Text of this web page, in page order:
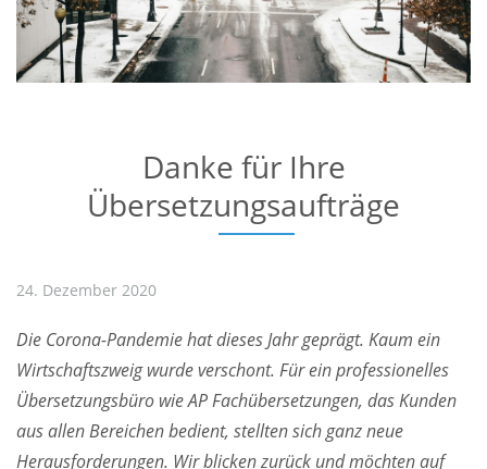
Danke für Ihre
Übersetzungsaufträge
24. Dezember 2020
Die Corona-Pandemie hat dieses Jahr geprägt. Kaum ein
Wirtschaftszweig wurde verschont. Für ein professionelles
Übersetzungsbüro wie AP Fachübersetzungen, das Kunden
aus allen Bereichen bedient, stellten sich ganz neue
Herausforderungen. Wir blicken zurück und möchten auf